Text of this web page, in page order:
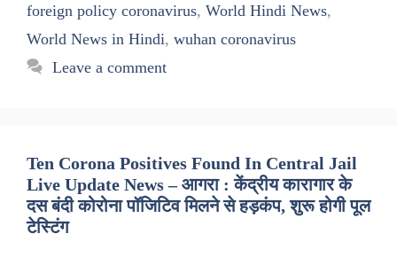
foreign policy coronavirus, World Hindi News,
World News in Hindi, wuhan coronavirus
Leave a comment
Ten Corona Positives Found In Central Jail
Live Update News – आगरा : केंद्रीय कारागार के
दस बंदी कोरोना पॉजिटिव मिलने से हड़कंप, शुरू होगी पूल
टेस्टिंग